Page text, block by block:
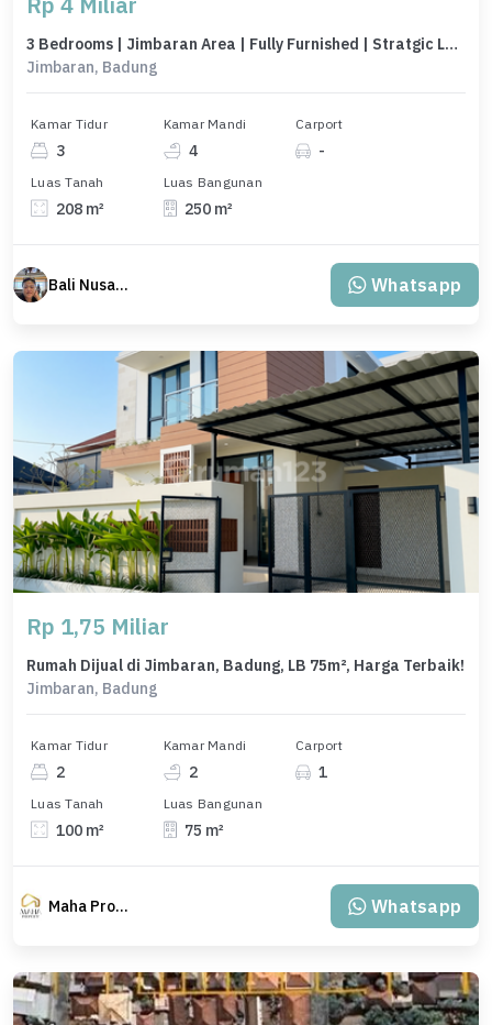
3 Bedrooms | Jimbaran Area | Fully Furnished | Stratgic Locations
Jimbaran, Badung
Kamar Tidur
3
Kamar Mandi
4
Carport
-
Luas Tanah
208 m²
Luas Bangunan
250 m²
Bali Nusantara Travel Whatsapp
Rp 1,75 Miliar
Rumah Dijual di Jimbaran, Badung, LB 75m², Harga Terbaik!
Jimbaran, Badung
Kamar Tidur
2
Kamar Mandi
2
Carport
1
Luas Tanah
100 m²
Luas Bangunan
75 m²
Maha Property. Whatsapp